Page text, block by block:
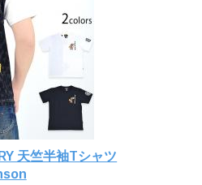
天竺半袖Tシャツ